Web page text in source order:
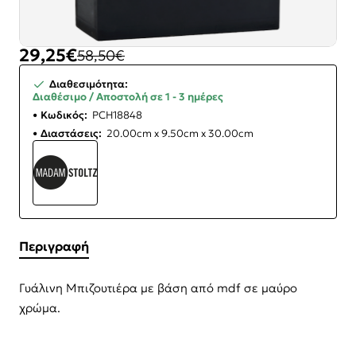
-50%
29,25€58,50€
Διαθεσιμότητα:
Διαθέσιμο / Αποστολή σε 1 - 3 ημέρες
Κωδικός: PCH18848
Διαστάσεις: 20.00cm x 9.50cm x 30.00cm
Περιγραφή
Γυάλινη Μπιζουτιέρα με βάση από mdf σε μαύρο
χρώμα.